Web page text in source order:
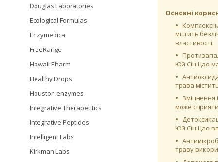
Основні
містить
властивості.
Юй Сін Цао
трава
Зміцнення
може
Юй Сін Цао
траву
Douglas Laboratories
Ecological Formulas
Enzymedica
FreeRange
Hawaii Pharm
Healthy Drops
Houston enzymes
Integrative Therapeutics
Integrative Peptides
Intelligent Labs
Kirkman Labs